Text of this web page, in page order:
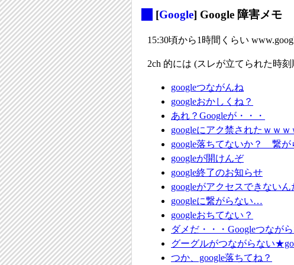
[Google] Google 障害メモ
15:30頃から1時間くらい
2ch 的には (スレが立てられた時刻
googleつながんね
googleおかしくね？
あれ？Googleが・・・
googleにアク禁されたｗｗｗ
google落ちてないか？ 繋
googleが開けんぞ
google終了のお知らせ
googleがアクセスできないん
googleに繋がらない…
googleおちてない？
ダメだ・・・Googleつなが
グーグルがつながらない
つか、google落ちてね？